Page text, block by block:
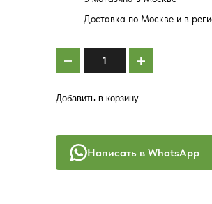
Доставка по Москве и в
Добавить в корзину
Написать в WhatsApp